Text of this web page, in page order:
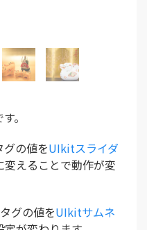
。
の値をUIkitスライダ
変えることで動作が変
グの値をUIkitサムネ